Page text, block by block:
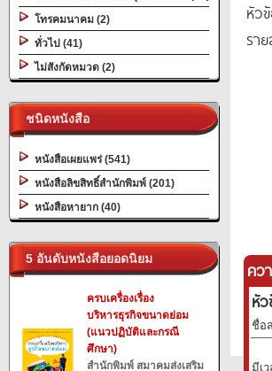
โทรคมนาคม (2)
ทั่วไป (41)
ไม่สังกัดหมวด (2)
ชนิดหนังสือ
หนังสือเผยแพร่ (541)
หนังสือลิขสิทธิ์สำนักพิมพ์ (201)
หนังสือหายาก (40)
5 อันดับหนังสือยอดนิยม
ครบเครื่องเรื่อง
บริหารธุรกิจขนาดย่อม
(แนวปฏิบัติและกรณี
ศึกษา)
สำนักพิมพ์ สมาคมส่งเสริม
หัว
รา
คว
หั
ชื่อ
มีเ